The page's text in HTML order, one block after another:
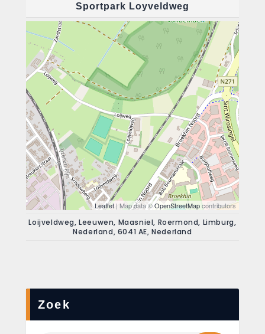
Sportpark Loyveldweg
Leaflet | Map data ©OpenStreetMapcontributors
Loijveldweg, Leeuwen, Maasniel, Roermond, Limburg,
Nederland, 6041 AE, Nederland
Zoek